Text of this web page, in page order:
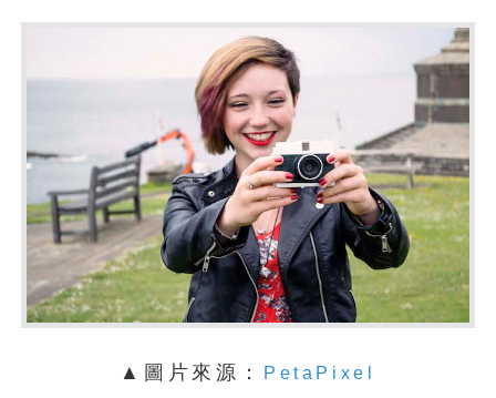
▲圖片來源： PetaPixel